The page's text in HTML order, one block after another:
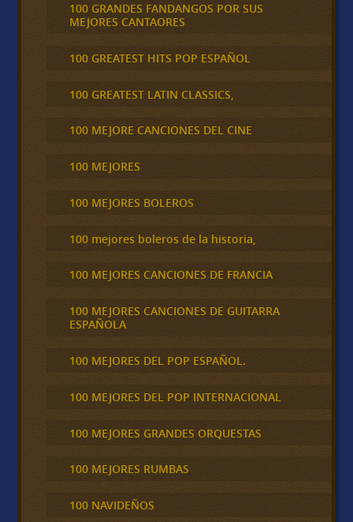
100 GRANDES FANDANGOS POR SUS
MEJORES CANTAORES
100 GREATEST HITS POP ESPAÑOL
100 GREATEST LATIN CLASSICS,
100 MEJORE CANCIONES DEL CINE
100 MEJORES
100 MEJORES BOLEROS
100 mejores boleros de la historia,
100 MEJORES CANCIONES DE FRANCIA
100 MEJORES CANCIONES DE GUITARRA
ESPAÑOLA
100 MEJORES DEL POP ESPAÑOL.
100 MEJORES DEL POP INTERNACIONAL
100 MEJORES GRANDES ORQUESTAS
100 MEJORES RUMBAS
100 NAVIDEÑOS